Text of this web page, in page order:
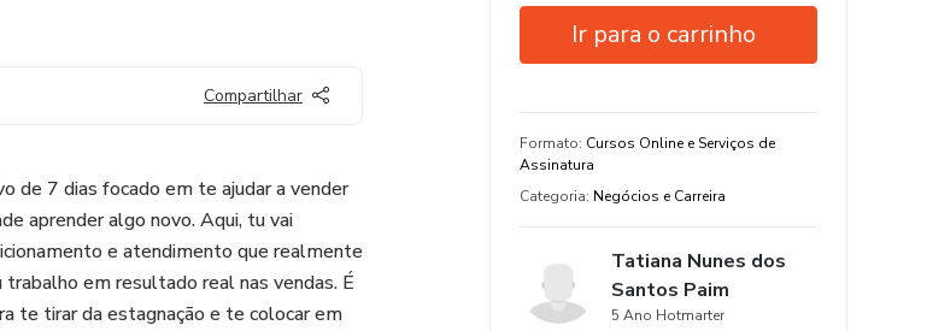
Compartilhar
de 7 dias focado em te ajudar a vender
aprender algo novo. Aqui, tu vai
e atendimento que realmente
em resultado real nas vendas. É
te tirar da estagnação e te colocar em
Ir para o carrinho
Estude do seu jeito e em qualquer
dispositivo
Formato: Cursos Online e Serviços de
Assinatura
Categoria: Negócios e Carreira
Tatiana Nunes dos
Santos Paim
5 Ano Hotmarter